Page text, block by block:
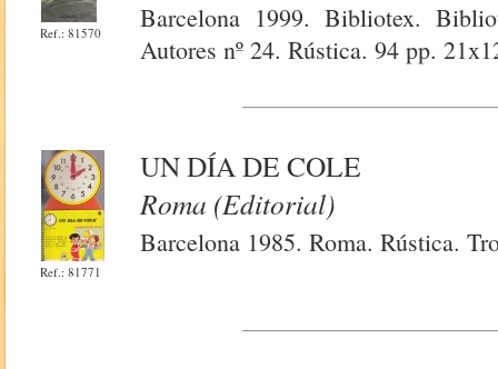
Ref.: 81570
Barcelona 1999. Bibliotex.
Autores nº 24. Rústica. 94 pp.
Ref.: 81771
UN DÍA DE COLE
Roma (Editorial)
Barcelona 1985. Roma. Rústica.